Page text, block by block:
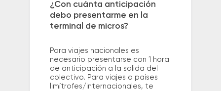
¿Con cuánta anticipación
debo presentarme en la
terminal de micros?
Para viajes nacionales es
necesario presentarse con 1 hora
de anticipación a la salida del
colectivo. Para viajes a países
limítrofes/internacionales, te